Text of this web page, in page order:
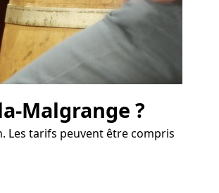
Malgrange ?
Les tarifs peuvent être compris